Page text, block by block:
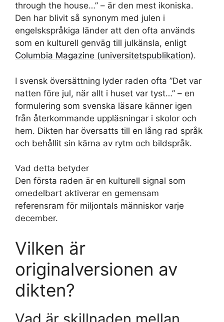
through the house…” – är den mest ikoniska.
Den har blivit så synonym med julen i
engelskspråkiga länder att den ofta används
som en kulturell genväg till julkänsla, enligt
Columbia Magazine (universitetspublikation).
I svensk översättning lyder raden ofta ”Det var
natten före jul, när allt i huset var tyst…” – en
formulering som svenska läsare känner igen
från återkommande uppläsningar i skolor och
hem. Dikten har översatts till en lång rad språk
och behållit sin kärna av rytm och bildspråk.
Vad detta betyder
Den första raden är en kulturell signal som
omedelbart aktiverar en gemensam
referensram för miljontals människor varje
december.
Vilken är
originalversionen av
dikten?
Vad är skillnaden mellan